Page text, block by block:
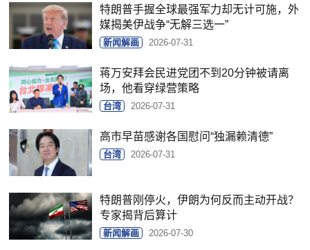
特朗普手握全球最强军力却无计可施，外
媒揭美伊战争“无解三选一”
新闻解画 2026-07-31
蒋万安拜会民进党团不到20分钟被请离
场，他看穿绿营策略
台湾 2026-07-31
高市早苗感谢各国慰问“独漏赖清德”
台湾 2026-07-31
特朗普刚停火，伊朗为何反而主动开战？
专家揭背后算计
新闻解画 2026-07-30